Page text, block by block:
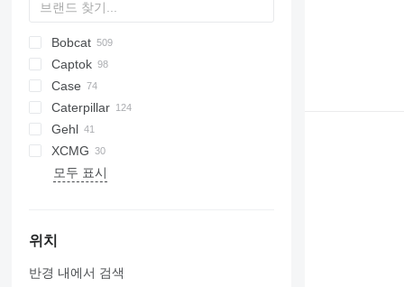
AR
200 - series
600 - series
Bobcat
453
463
533
543
553
743
873
Captok
CK
Case
40XT
410
420
445
Caterpillar
216
226
232
259B3
SL
Gehl
R-series
SL
G2200
G2700
HSL
YF
2CX
155
DFG
KM
SK
KL
385
CLG
L-series
CDM
MP
AX
1900
2054
L-series
LS
L-series
SL
SWL
TL
062
L-series
MC
1140
WL
XCMG
XC
ZS
모두 표시
위치
반경 내에서 검색